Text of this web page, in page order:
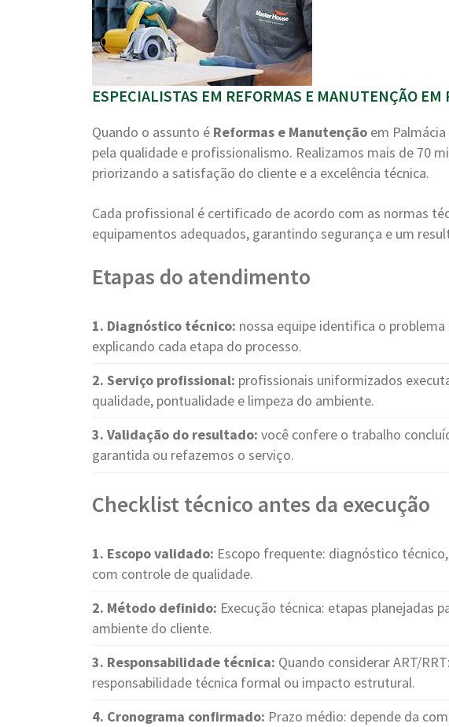
ESPECIALISTAS EM REFORMAS E MANUTENÇÃO EM
Quando o assunto é Reformas e Manutenção em Palmácia
pela qualidade e profissionalismo. Realizamos mais de 70
priorizando a satisfação do cliente e a excelência técnica.
Cada profissional é certificado de acordo com as normas
equipamentos adequados, garantindo segurança e um
Etapas do atendimento
1. Diagnóstico técnico: nossa equipe identifica o
explicando cada etapa do processo.
2. Serviço profissional: profissionais uniformizados
qualidade, pontualidade e limpeza do ambiente.
3. Validação do resultado: você confere o trabalho
garantida ou refazemos o serviço.
Checklist técnico antes da execução
1. Escopo validado: Escopo frequente: diagnóstico
com controle de qualidade.
2. Método definido: Execução técnica: etapas planejadas
ambiente do cliente.
3. Responsabilidade técnica: Quando considerar ART/
responsabilidade técnica formal ou impacto estrutural.
4. Cronograma confirmado: Prazo médio: depende da